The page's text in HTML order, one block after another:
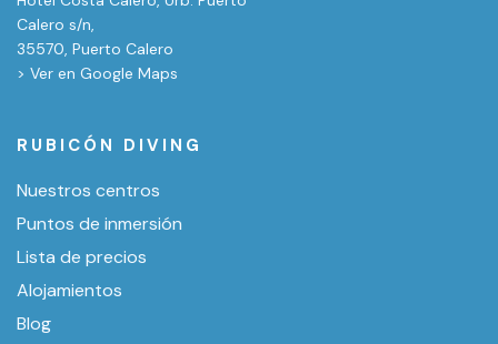
Calero s/n,
35570, Puerto Calero
> Ver en Google Maps
RUBICÓN DIVING
Nuestros centros
Puntos de inmersión
Lista de precios
Alojamientos
Blog